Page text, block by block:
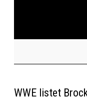
WWE listet